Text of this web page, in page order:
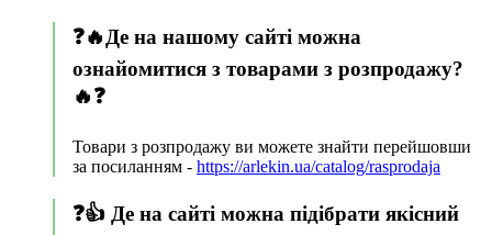
❓🔥Де на нашому сайті можна
ознайомитися з товарами з розпродажу?
🔥❓
Товари з розпродажу ви можете знайти перейшовши
за посиланням - https://arlekin.ua/catalog/rasprodaja
❓👍 Де на сайті можна підібрати якісний